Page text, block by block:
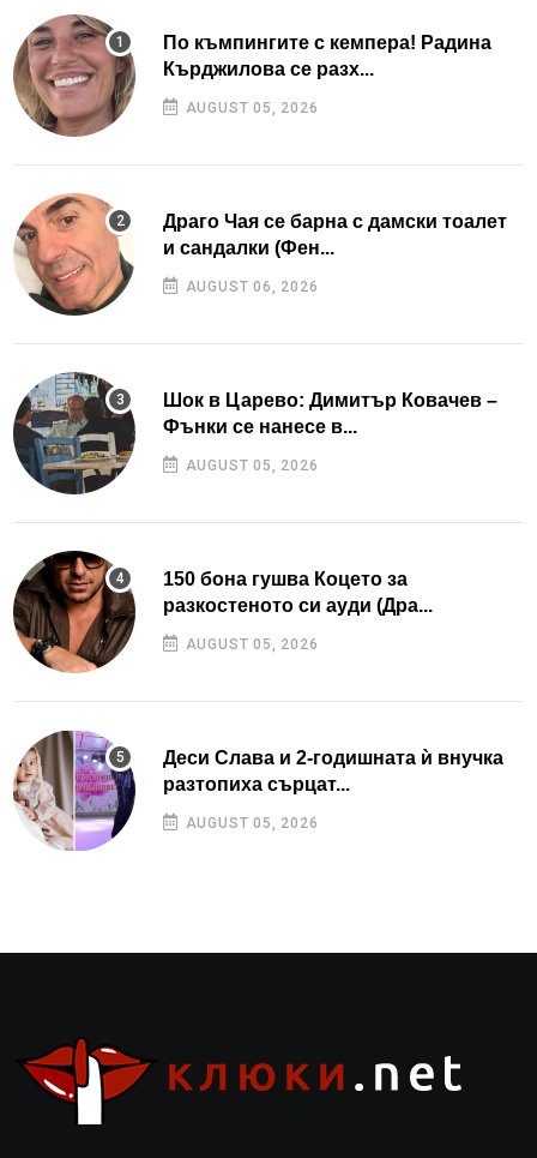
По къмпингите с кемпера! Радина
Кърджилова се разх...
AUGUST 05, 2026
Драго Чая се барна с дамски тоалет
и сандалки (Фен...
AUGUST 06, 2026
Шок в Царево: Димитър Ковачев –
Фънки се нанесе в...
AUGUST 05, 2026
150 бона гушва Коцето за
разкостеното си ауди (Дра...
AUGUST 05, 2026
Деси Слава и 2-годишната ѝ внучка
разтопиха сърцат...
AUGUST 05, 2026